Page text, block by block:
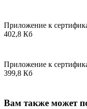
Приложение к
402,8 Кб
Приложение к
399,8 Кб
Вам также может